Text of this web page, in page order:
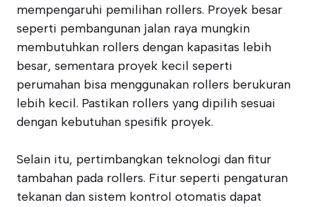
mempengaruhi pemilihan rollers. Proyek besar
seperti pembangunan jalan raya mungkin
membutuhkan rollers dengan kapasitas lebih
besar, sementara proyek kecil seperti
perumahan bisa menggunakan rollers berukuran
lebih kecil. Pastikan rollers yang dipilih sesuai
dengan kebutuhan spesifik proyek.
Selain itu, pertimbangkan teknologi dan fitur
tambahan pada rollers. Fitur seperti pengaturan
tekanan dan sistem kontrol otomatis dapat